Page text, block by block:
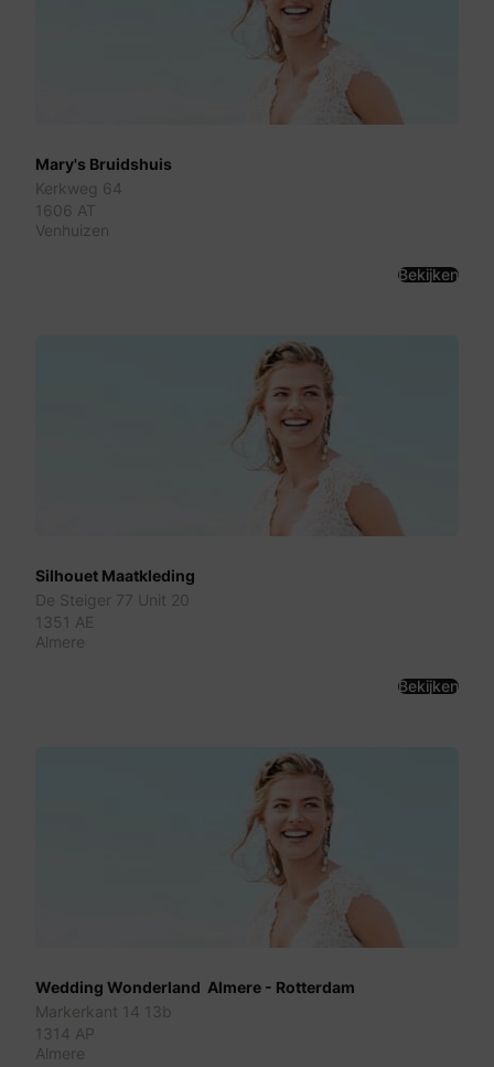
Mary's Bruidshuis
Kerkweg 64
1606 AT
Venhuizen
Bekijken
Silhouet Maatkleding
De Steiger 77 Unit 20
1351 AE
Almere
Bekijken
Wedding Wonderland  Almere - Rotterdam
Markerkant 14 13b
1314 AP
Almere